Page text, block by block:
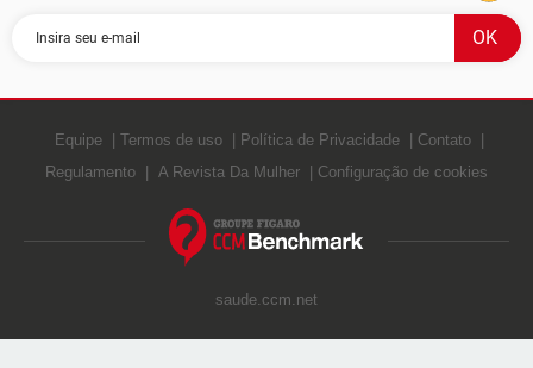
Equipe Termos de uso Política de Privacidade
Contato
Regulamento
A Revista Da Mulher Configuração de cookies
saude.ccm.net